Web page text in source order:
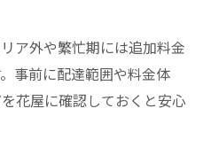
ア外や繁忙期には追加料金
事前に配達範囲や料金体
花屋に確認しておくと安心